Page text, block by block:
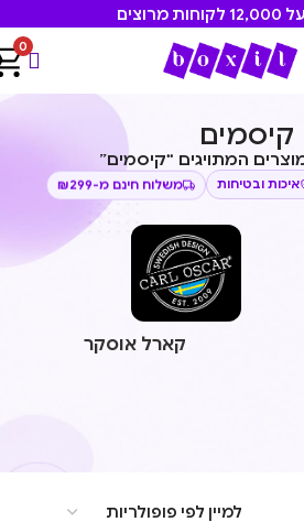
0
קיסמים
המתויגים “קיסמים”
איכות ובטיחות משלוח חינם מ-₪299
קארל אוסקר